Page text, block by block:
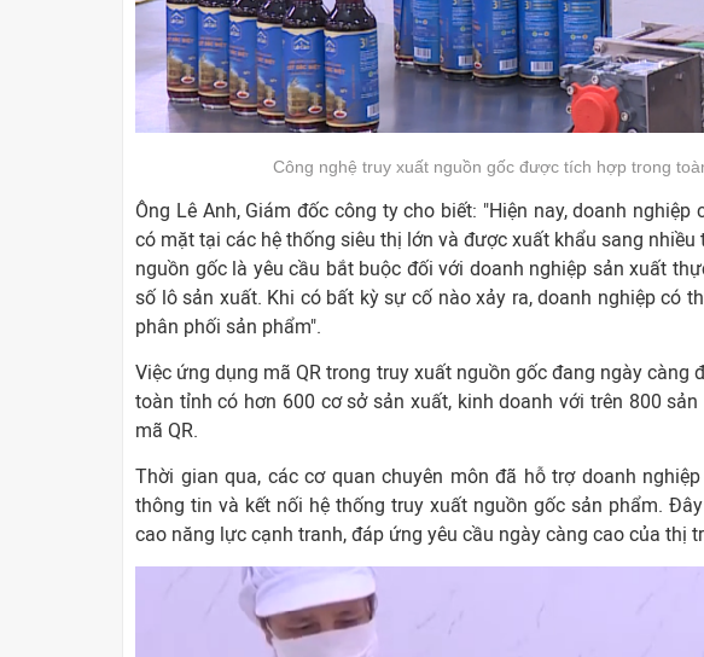
Công nghệ truy xuất nguồn gốc được tích hợp trong
Ông Lê Anh, Giám đốc công ty cho biết: "Hiện nay, doanh
có mặt tại các hệ thống siêu thị lớn và được xuất khẩu sang
nguồn gốc là yêu cầu bắt buộc đối với doanh nghiệp sản xuất
số lô sản xuất. Khi có bất kỳ sự cố nào xảy ra, doanh nghiệp có
phân phối sản phẩm".
Việc ứng dụng mã QR trong truy xuất nguồn gốc đang ngày càng
toàn tỉnh có hơn 600 cơ sở sản xuất, kinh doanh với trên 800
mã QR.
Thời gian qua, các cơ quan chuyên môn đã hỗ trợ doanh
thông tin và kết nối hệ thống truy xuất nguồn gốc sản phẩm.
cao năng lực cạnh tranh, đáp ứng yêu cầu ngày càng cao của thị